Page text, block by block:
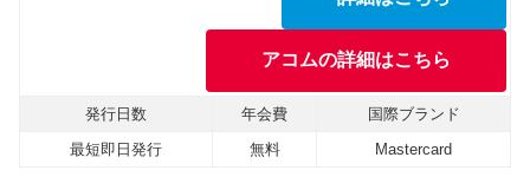
アコムの詳細はこちら
発行日数 年会費
国際ブランド
最短即日発行
無料 Mastercard